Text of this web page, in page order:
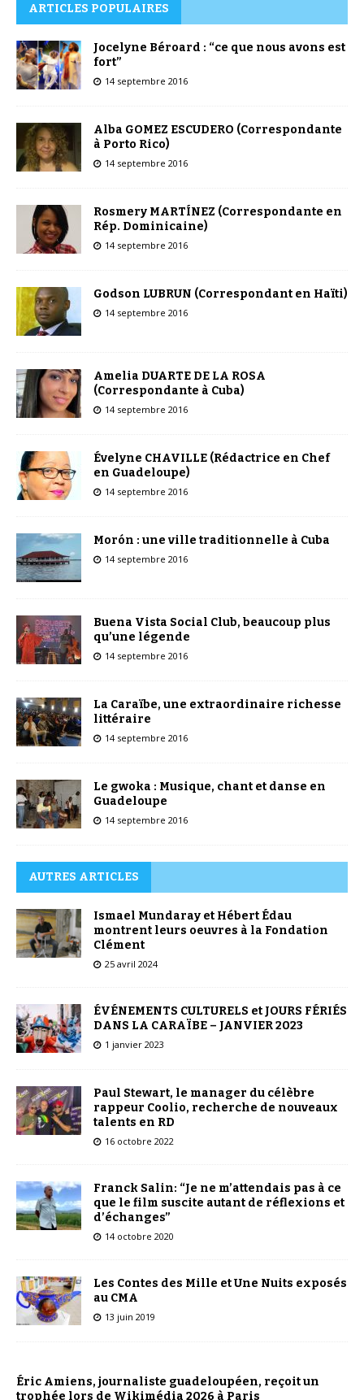
ARTICLES POPULAIRES
Jocelyne Béroard : “ce que nous avons est
fort”
14 septembre 2016
Alba GOMEZ ESCUDERO (Correspondante
à Porto Rico)
14 septembre 2016
Rosmery MARTÍNEZ (Correspondante en
Rép. Dominicaine)
14 septembre 2016
Godson LUBRUN (Correspondant en Haïti)
14 septembre 2016
Amelia DUARTE DE LA ROSA
(Correspondante à Cuba)
14 septembre 2016
Évelyne CHAVILLE (Rédactrice en Chef
en Guadeloupe)
14 septembre 2016
Morón : une ville traditionnelle à Cuba
14 septembre 2016
Buena Vista Social Club, beaucoup plus
qu’une légende
14 septembre 2016
La Caraïbe, une extraordinaire richesse
littéraire
14 septembre 2016
Le gwoka : Musique, chant et danse en
Guadeloupe
14 septembre 2016
AUTRES ARTICLES
Ismael Mundaray et Hébert Édau
montrent leurs oeuvres à la Fondation
Clément
25 avril 2024
ÉVÉNEMENTS CULTURELS et JOURS FÉRIÉS
DANS LA CARAÏBE – JANVIER 2023
1 janvier 2023
Paul Stewart, le manager du célèbre
rappeur Coolio, recherche de nouveaux
talents en RD
16 octobre 2022
Franck Salin: “Je ne m’attendais pas à ce
que le film suscite autant de réflexions et
d’échanges”
14 octobre 2020
Les Contes des Mille et Une Nuits exposés
au CMA
13 juin 2019
Éric Amiens, journaliste guadeloupéen, reçoit un
trophée lors de Wikimédia 2026 à Paris